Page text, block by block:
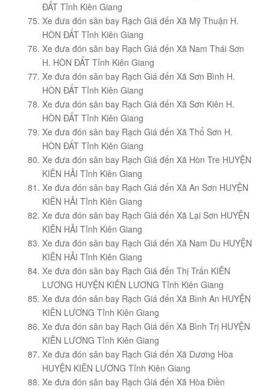
ĐẤT Tỉnh Kiên Giang
Xe đưa đón sân bay Rạch Giá đến Xã Mỹ Thuận H.
HÒN ĐẤT Tỉnh Kiên Giang
Xe đưa đón sân bay Rạch Giá đến Xã Nam Thái Sơn
H. HÒN ĐẤT Tỉnh Kiên Giang
Xe đưa đón sân bay Rạch Giá đến Xã Sơn Bình H.
HÒN ĐẤT Tỉnh Kiên Giang
Xe đưa đón sân bay Rạch Giá đến Xã Sơn Kiên H.
HÒN ĐẤT Tỉnh Kiên Giang
Xe đưa đón sân bay Rạch Giá đến Xã Thổ Sơn H.
HÒN ĐẤT Tỉnh Kiên Giang
Xe đưa đón sân bay Rạch Giá đến Xã Hòn Tre HUYỆN
KIÊN HẢI Tỉnh Kiên Giang
Xe đưa đón sân bay Rạch Giá đến Xã An Sơn HUYỆN
KIÊN HẢI Tỉnh Kiên Giang
Xe đưa đón sân bay Rạch Giá đến Xã Lại Sơn HUYỆN
KIÊN HẢI Tỉnh Kiên Giang
Xe đưa đón sân bay Rạch Giá đến Xã Nam Du HUYỆN
KIÊN HẢI Tỉnh Kiên Giang
Xe đưa đón sân bay Rạch Giá đến Thị Trấn KIÊN
LƯƠNG HUYỆN KIÊN LƯƠNG Tỉnh Kiên Giang
Xe đưa đón sân bay Rạch Giá đến Xã Bình An HUYỆN
KIÊN LƯƠNG Tỉnh Kiên Giang
Xe đưa đón sân bay Rạch Giá đến Xã Bình Trị HUYỆN
KIÊN LƯƠNG Tỉnh Kiên Giang
Xe đưa đón sân bay Rạch Giá đến Xã Dương Hòa
HUYỆN KIÊN LƯƠNG Tỉnh Kiên Giang
Xe đưa đón sân bay Rạch Giá đến Xã Hòa Điền